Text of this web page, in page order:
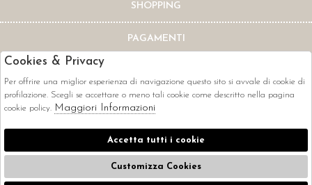
SHOPPING
PAGAMENTI
CORRIERI
Cookies & Privacy
Per offrire una miglior esperienza di navigazione questo sito si avvale di cookie di
profilazione. Scegli se accettare o meno tali cookie come descritto nella pagina
cookie policy. Maggiori Informazioni
Accetta tutti i cookie
Customizza Cookies